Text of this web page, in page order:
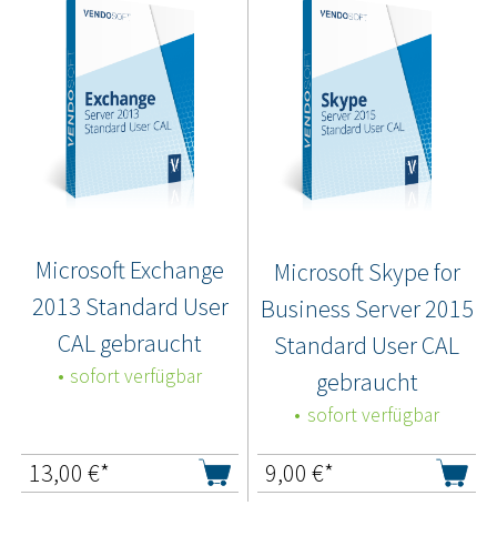
Microsoft Exchange
2013 Standard User
CAL gebraucht
sofort verfügbar
13,00 €*
Microsoft Skype for
Business Server 2015
Standard User CAL
gebraucht
sofort verfügbar
9,00 €*